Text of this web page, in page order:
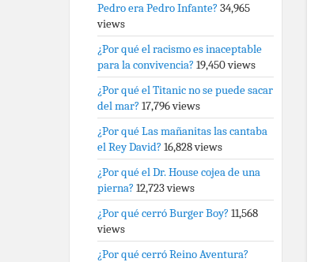
Pedro era Pedro Infante? 34,965
views
¿Por qué el racismo es inaceptable
para la convivencia? 19,450 views
¿Por qué el Titanic no se puede sacar
del mar? 17,796 views
¿Por qué Las mañanitas las cantaba
el Rey David? 16,828 views
¿Por qué el Dr. House cojea de una
pierna? 12,723 views
¿Por qué cerró Burger Boy? 11,568
views
¿Por qué cerró Reino Aventura?